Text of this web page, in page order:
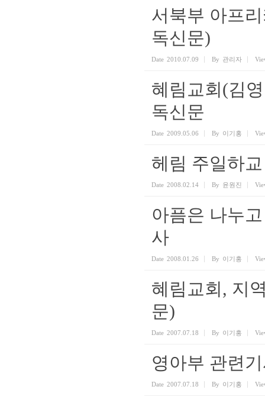
서북부 아프
독신문)
Date 2010.07.09 By 관리자
혜림교회(김
독신문
Date 2009.05.06 By 이기홍
헤림 주일하
Date 2008.02.14 By 윤원진
아픔은 나누
사
Date 2008.01.26 By 이기홍
혜림교회, 지
문)
Date 2007.07.18 By 이기홍
영아부 관련
Date 2007.07.18 By 이기홍